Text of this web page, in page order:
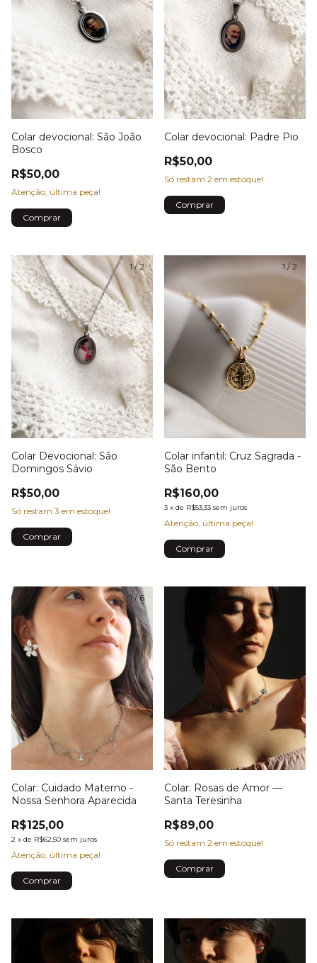
Colar devocional: São João
Bosco
R$50,00
Atenção, última peça!
Colar devocional: Padre Pio
R$50,00
Só restam 2 em estoque!
1/2
Colar Devocional: São
Domingos Sávio
R$50,00
Só restam 3 em estoque!
1 /2
Colar infantil: Cruz Sagrada -
São Bento
R$160,00
3 x de R$53,33 sem juros
Atenção, última peça!
1/6
Colar: Cuidado Materno -
Nossa Senhora Aparecida
R$125,00
2 x de R$62,50 sem juros
Atenção, última peça!
Colar: Rosas de Amor —
Santa Teresinha
R$89,00
Só restam 2 em estoque!
1/2